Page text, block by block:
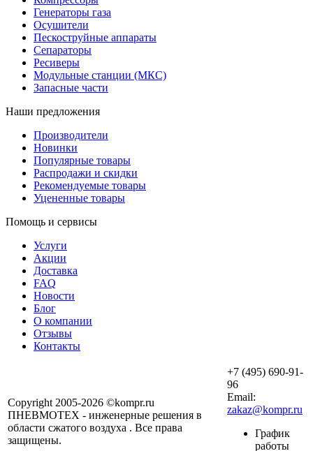
Генераторы газа
Осушители
Пескоструйные аппараты
Сепараторы
Ресиверы
Модульные станции (МКС)
Запасные части
Наши предложения
Производители
Новинки
Популярные товары
Распродажи и скидки
Рекомендуемые товары
Уцененные товары
Помощь и сервисы
Услуги
Акции
Доставка
FAQ
Новости
Блог
О компании
Отзывы
Контакты
Copyright 2005-2026 ©kompr.ru
ПНЕВМОТЕХ - инженерные решения в
области сжатого воздуха . Все права
защищены.
+7 (495) 690-91-
96
Email:
zakaz@kompr.ru
График
работы